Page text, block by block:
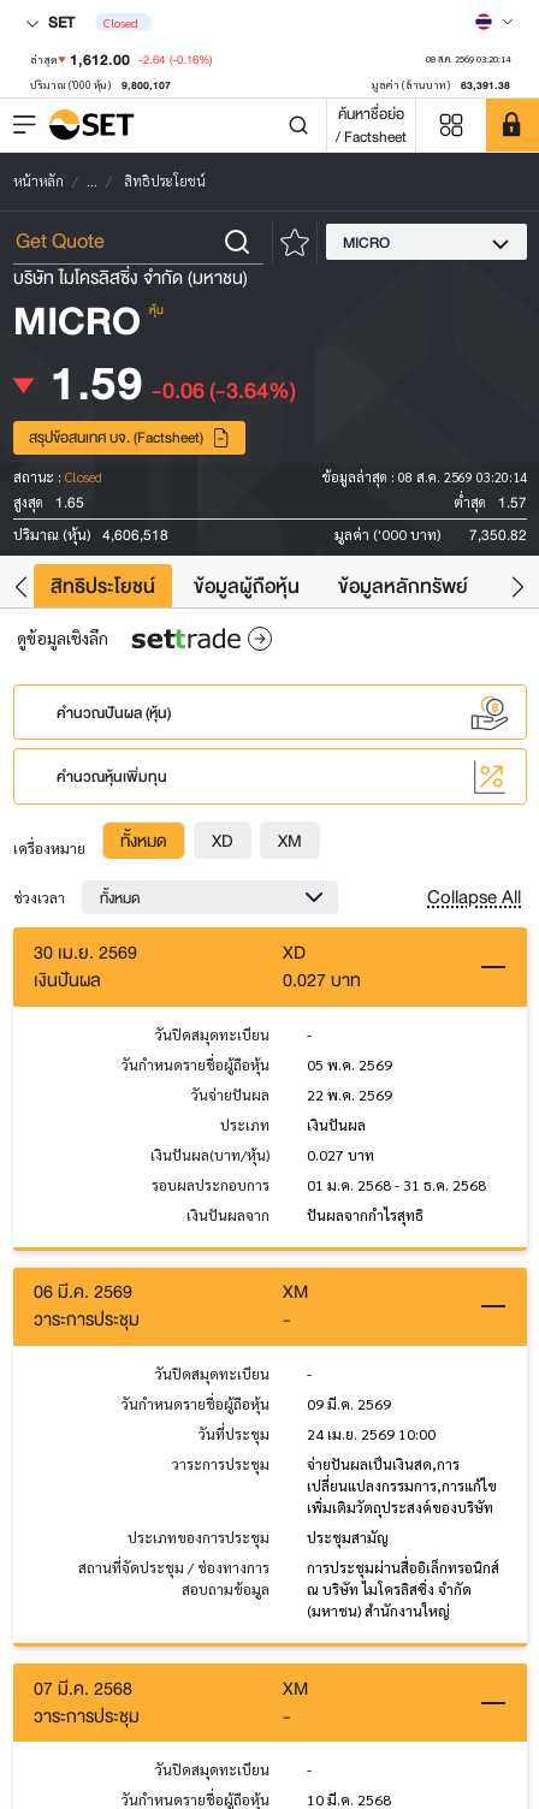
SET Closed
ล่าสุด 1,612.00 -2.64 (-0.16%) 08 ส.ค. 2569 03:20:14
ปริมาณ ('000 หุ้น) 9,800,107 มูลค่า (ล้านบาท) 63,391.38
ค้นหาชื่อย่อ
/ Factsheet
หน้าหลัก ... สิทธิประโยชน์
MICRO
บริษัท ไมโครลิสซิ่ง จำกัด (มหาชน)
MICRO หุ้น
1.59 -0.06(-3.64%)
สรุปข้อสนเทศ บจ. (Factsheet)
สถานะ : Closed ข้อมูลล่าสุด : 08 ส.ค. 2569 03:20:14
สูงสุด
1.65 ต่ำสุด 1.57
ปริมาณ (หุ้น) 4,606,518 มูลค่า ('000 บาท) 7,350.82
สิทธิประโยชน์ ข้อมูลผู้ถือหุ้น ข้อมูลหลักทรัพย์
ดูข้อมูลเชิงลึก
คำนวณปันผล (หุ้น)
คำนวณหุ้นเพิ่มทุน
เครื่องหมาย ทั้งหมด XD XM
ช่วงเวลา ทั้งหมด Collapse All
30 เม.ย. 2569
XD
เงินปันผล
0.027 บาท
วันปิดสมุดทะเบียน
-
วันกำหนดรายชื่อผู้ถือหุ้น
05 พ.ค. 2569
วันจ่ายปันผล
22 พ.ค. 2569
ประเภท
เงินปันผล
เงินปันผล(บาท/หุ้น)
0.027 บาท
รอบผลประกอบการ
01 ม.ค. 2568 - 31 ธ.ค. 2568
เงินปันผลจาก
ปันผลจากกำไรสุทธิ
06 มี.ค. 2569
XM
วาระการประชุม
-
วันปิดสมุดทะเบียน
-
วันกำหนดรายชื่อผู้ถือหุ้น
09 มี.ค. 2569
วันที่ประชุม
24 เม.ย. 2569 10:00
วาระการประชุม
จ่ายปันผลเป็นเงินสด,การ
เปลี่ยนแปลงกรรมการ,การแก้ไข
เพิ่มเติมวัตถุประสงค์ของบริษัท
ประเภทของการประชุม
ประชุมสามัญ
สถานที่จัดประชุม / ช่องทางการ
สอบถามข้อมูล
การประชุมผ่านสื่ออิเล็กทรอนิกส์
ณ บริษัท ไมโครลิสซิ่ง จำกัด
(มหาชน) สำนักงานใหญ่
07 มี.ค. 2568
XM
วาระการประชุม
-
วันปิดสมุดทะเบียน
-
วันกำหนดรายชื่อผู้ถือหุ้น
10 มี.ค. 2568